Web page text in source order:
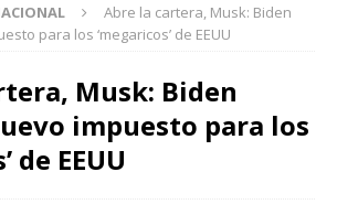
Abre la cartera, Musk: Biden
para los ‘megaricos’ de EEUU
Musk: Biden
impuesto para los
de EEUU